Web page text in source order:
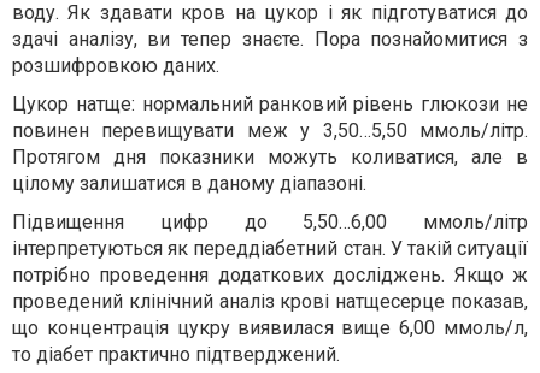
воду. Як здавати кров на цукор і як підготуватися до
здачі аналізу, ви тепер знаєте. Пора познайомитися з
розшифровкою даних.
Цукор натще: нормальний ранковий рівень глюкози не
повинен перевищувати меж у 3,50…5,50 ммоль/літр.
Протягом дня показники можуть коливатися, але в
цілому залишатися в даному діапазоні.
Підвищення цифр до 5,50…6,00 ммоль/літр
інтерпретуються як переддіабетний стан. У такій ситуації
потрібно проведення додаткових досліджень. Якщо ж
проведений клінічний аналіз крові натщесерце показав,
що концентрація цукру виявилася вище 6,00 ммоль/л,
то діабет практично підтверджений.